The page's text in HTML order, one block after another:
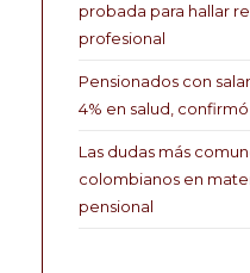
probada para hallar
profesional
Pensionados con
4% en salud,
Las dudas más
colombianos en
pensional